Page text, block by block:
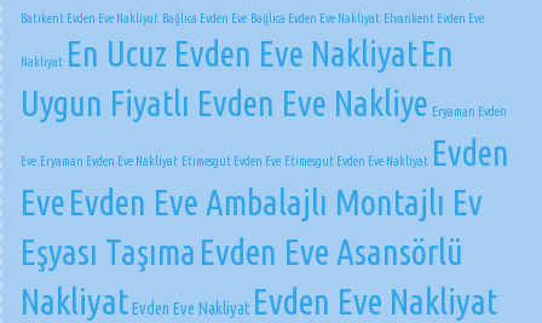
Batıkent Evden Eve Nakliyat Bağlıca Evden Eve Bağlıca Evden Eve Nakliyat Elvankent Evden Eve
Nakliyat En Ucuz Evden Eve NakliyatEn
Uygun Fiyatlı Evden Eve Nakliye Eryaman Evden
Eve Eryaman Evden Eve Nakliyat Etimesgut Evden Eve Etimesgut Evden Eve Nakliyat Evden
EveEvden Eve Ambalajlı Montajlı Ev
Eşyası Taşıma Evden Eve Asansörlü
NakliyatEvden Eve Nakliyat Evden Eve Nakliyat